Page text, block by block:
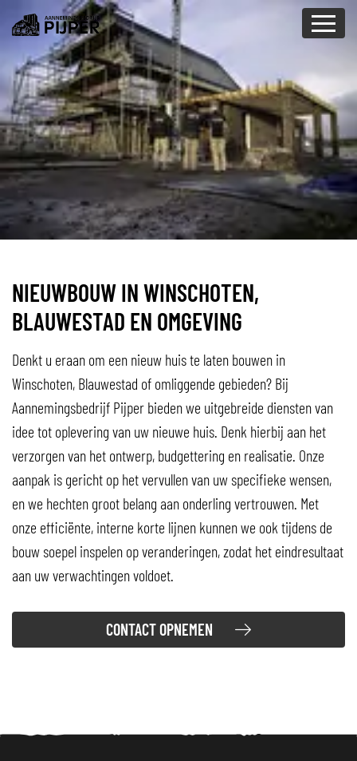
NIEUWBOUW IN WINSCHOTEN,
BLAUWESTAD EN OMGEVING
Denkt u eraan om een nieuw huis te laten bouwen in
Winschoten, Blauwestad of omliggende gebieden? Bij
Aannemingsbedrijf Pijper bieden we uitgebreide diensten van
idee tot oplevering van uw nieuwe huis. Denk hierbij aan het
verzorgen van het ontwerp, budgettering en realisatie. Onze
aanpak is gericht op het vervullen van uw specifieke wensen,
en we hechten groot belang aan onderling vertrouwen. Met
onze efficiënte, interne korte lijnen kunnen we ook tijdens de
bouw soepel inspelen op veranderingen, zodat het eindresultaat
aan uw verwachtingen voldoet.
CONTACT OPNEMEN